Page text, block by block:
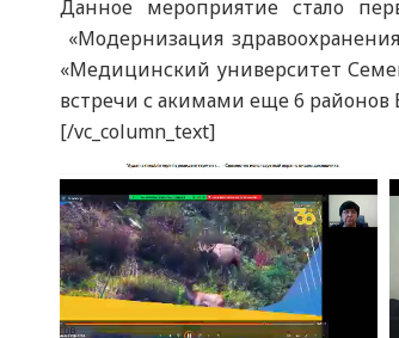
Данное мероприятие стало
«Модернизация
«Медицинский университет
встречи с акимами еще 6 районов
[/vc_column_text]